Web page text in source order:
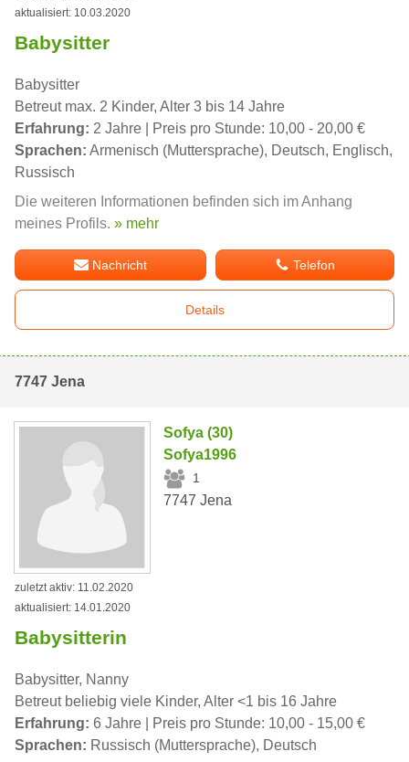
aktualisiert: 10.03.2020
Babysitter
Babysitter
Betreut max. 2 Kinder, Alter 3 bis 14 Jahre
Erfahrung: 2 Jahre | Preis pro Stunde: 10,00 - 20,00 €
Sprachen: Armenisch (Muttersprache), Deutsch, Englisch,
Russisch
Die weiteren Informationen befinden sich im Anhang
meines Profils. » mehr
Nachricht Telefon
Details
7747 Jena
Sofya (30)
Sofya1996
1
7747 Jena
zuletzt aktiv: 11.02.2020
aktualisiert: 14.01.2020
Babysitterin
Babysitter, Nanny
Betreut beliebig viele Kinder, Alter <1 bis 16 Jahre
Erfahrung: 6 Jahre | Preis pro Stunde: 10,00 - 15,00 €
Sprachen: Russisch (Muttersprache), Deutsch